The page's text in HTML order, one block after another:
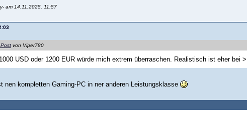
am 14.11.2025, 11:57
von Viper780
USD oder 1200 EUR würde mich extrem überraschen. Realistisch ist eher bei
nen kompletten Gaming-PC in ner anderen Leistungsklasse